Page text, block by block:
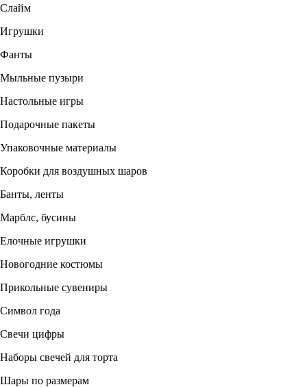
Слайм
Игрушки
Фанты
Мыльные пузыри
Настольные игры
Подарочные пакеты
Упаковочные материалы
Коробки для воздушных шаров
Банты, ленты
Марблс, бусины
Елочные игрушки
Новогодние костюмы
Прикольные сувениры
Символ года
Свечи цифры
Наборы свечей для торта
Шары по размерам